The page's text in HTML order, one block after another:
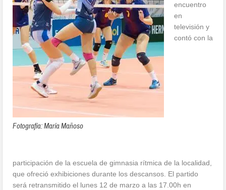
Fotografía: María Mañoso
encuentro
en
televisión y
contó con la
participación de la escuela de gimnasia rítmica de la localidad,
que ofreció exhibiciones durante los descansos. El partido
será retransmitido el lunes 12 de marzo a las 17.00h en